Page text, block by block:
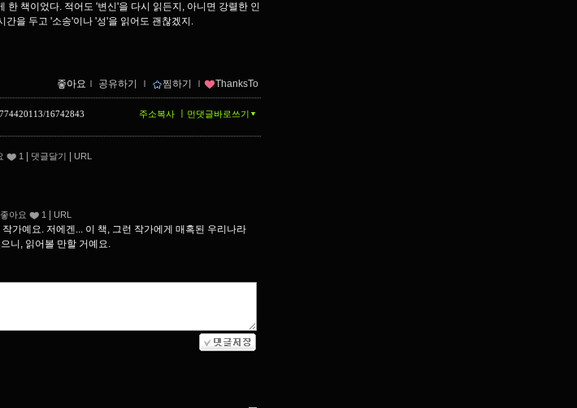
한 책이었다. 적어도 '변신'을 다시 읽든지, 아니면 강렬한 인
간을 두고 '소송'이나 '성'을 읽어도 괜찮겠지.
좋아요 ｌ 공유하기 ｌ 찜하기 ｌ ThanksTo
16742843 먼댓글바로쓰기
주소복사
1 댓글달기 URL
좋아요 1 URL
가예요. 저에겐... 이 책, 그런 작가에게 매혹된 우리나라
니, 읽어볼 만할 거예요.